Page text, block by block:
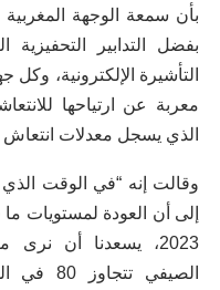
بأن سمعة الوجهة
بفضل التدابير التحفيزية
التأشيرة الإلكترونية،
معربة عن ارتياحها
الذي يسجل معدلات
وقالت إنه “في الوقت
إلى أن العودة لمستويات
2023، يسعدنا أن
الصيفي